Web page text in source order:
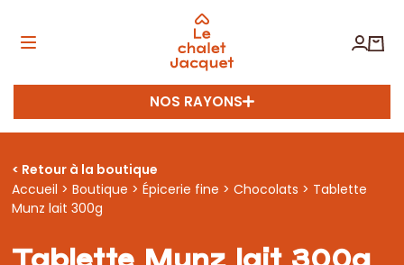
NOS RAYONS
< Retour à la boutique
Accueil > Boutique > Épicerie fine > Chocolats > Tablette
Munz lait 300g